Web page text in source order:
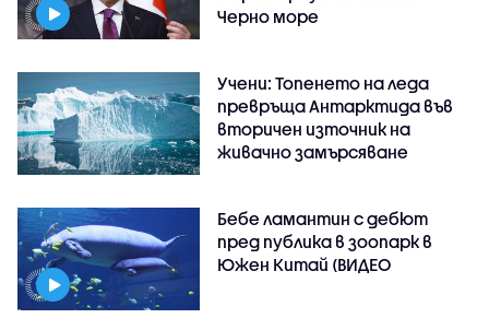
Черно море
Учени: Топенето на леда
превръща Антарктида във
вторичен източник на
живачно замърсяване
Бебе ламантин с дебют
пред публика в зоопарк в
Южен Китай (ВИДЕО